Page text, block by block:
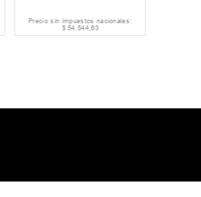
Precio sin impuestos nacionales:
$ 54.544,63